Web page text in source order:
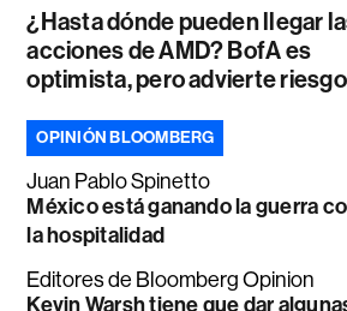
¿Hasta dónde pueden llegar
acciones de AMD? BofA es
optimista, pero advierte
OPINIÓN BLOOMBERG
Juan Pablo Spinetto
México está ganando la guerra
la hospitalidad
Editores de Bloomberg Opinion
Kevin Warsh tiene que dar